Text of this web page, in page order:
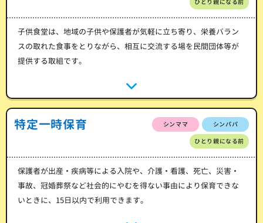
子供食堂は、地域の子供や保護者が気軽に立ち寄り、栄養バラン
スの取れた食事をとりながら、相互に交流する場を民間団体等が
提供する取組です。
特定一時保育 シンママ シンパパ
ひとり親になる前
保護者が出産・疾病等による入院や、介護・看護、死亡、災害・
事故、冠婚葬祭など社会的にやむを得ない事由により保育できな
いときに、15日以内で利用できます。